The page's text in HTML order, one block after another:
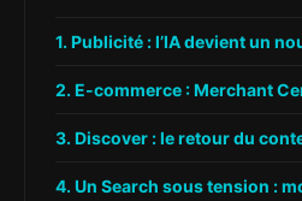
Publicité : l’IA devient un
E-commerce : Merchant
Discover : le retour du
Un Search sous tension :